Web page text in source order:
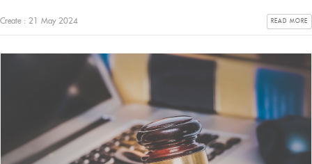
Create : 21 May 2024 READ MORE